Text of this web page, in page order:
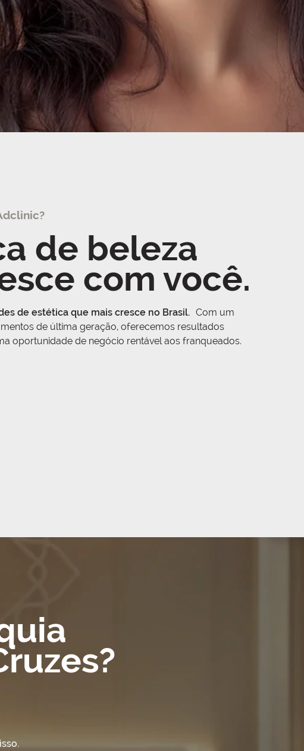
de beleza
com você.
de estética que mais cresce no Brasil. Com um
de última geração, oferecemos resultados
oportunidade de negócio rentável aos franqueados.